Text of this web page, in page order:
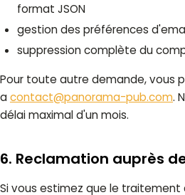
format JSON
gestion des préférences
suppression complète du
Pour toute autre demande, vous
acontact@panorama-pub.com.
délai maximal d'un mois.
6. Reclamation auprès
Si vous estimez que le traitement